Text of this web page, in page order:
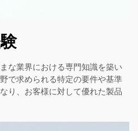
な業界における専門知識を築い
で求められる特定の要件や基準
り、お客様に対して優れた製品